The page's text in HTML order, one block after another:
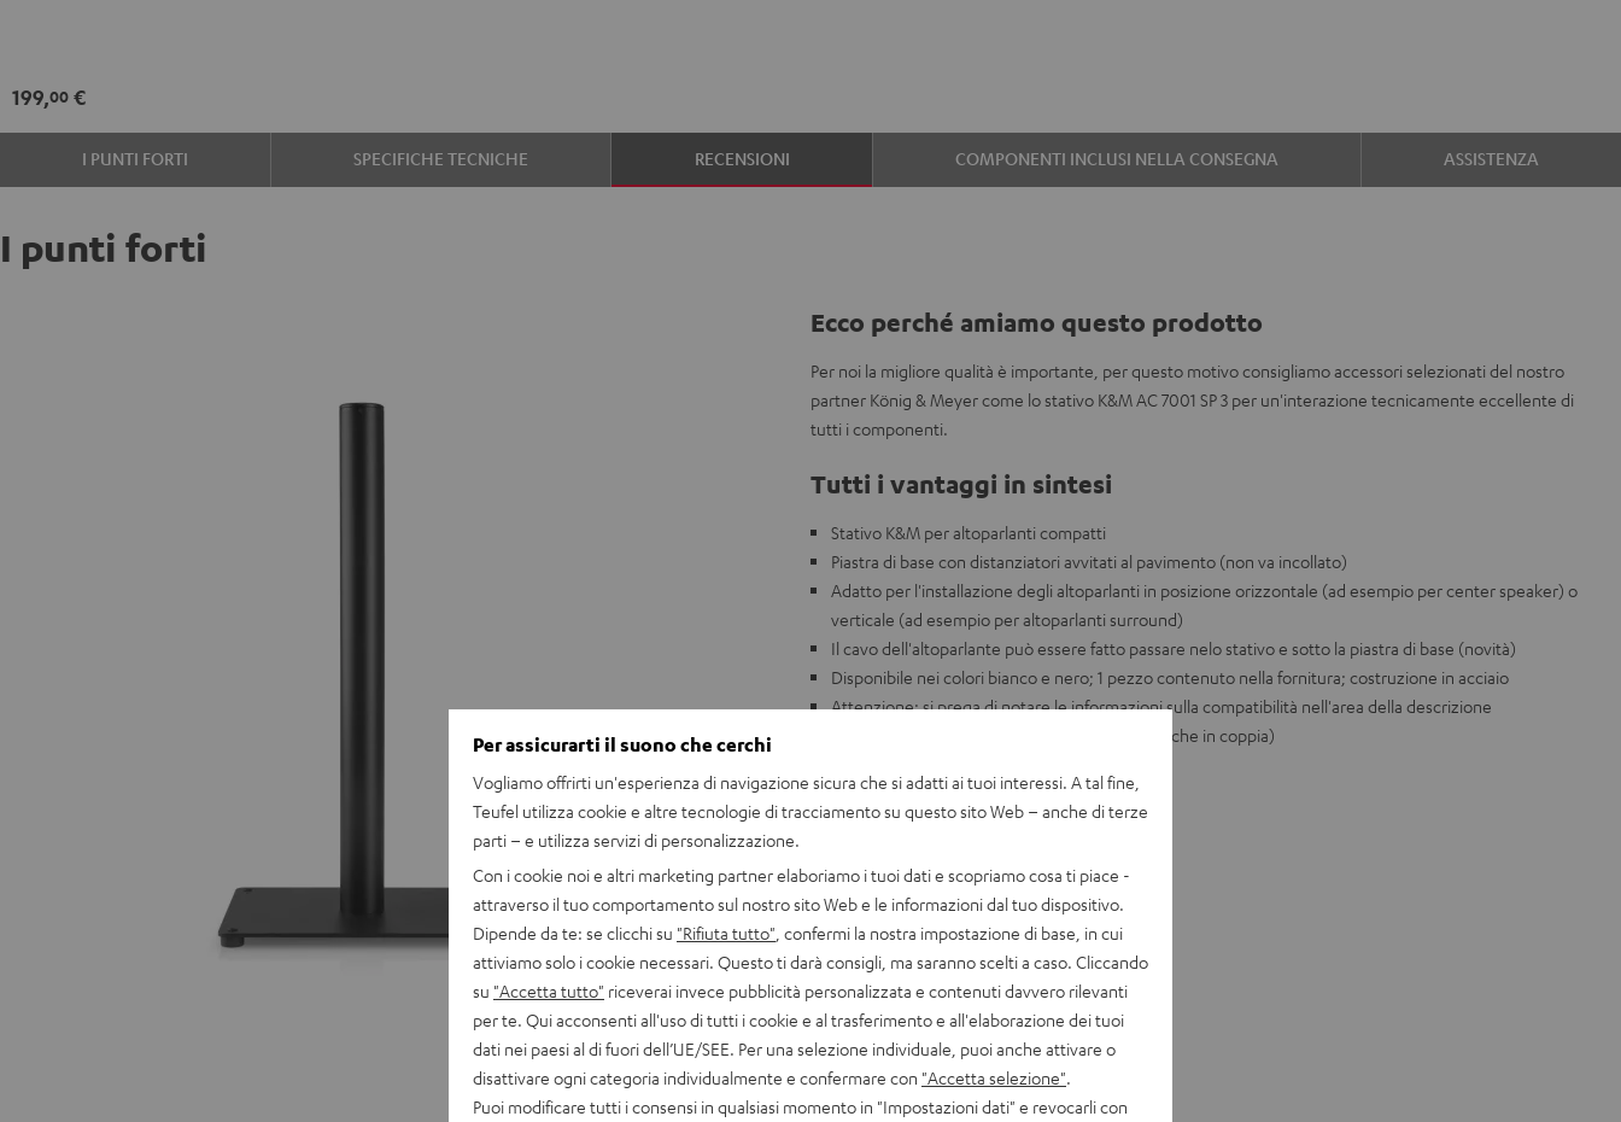
Stand
(Pair)
Stand
(Pair)
Bianco
199,00 €
I PUNTI FORTI SPECIFICHE TECNICHE RECENSIONI COMPONENTI INCLUSI NELLA CONSEGNA ASSISTENZA
I punti forti
Ecco perché amiamo questo prodotto
Per noi la migliore qualità è importante, per questo motivo consigliamo accessori selezionati del nostro
partner König & Meyer come lo stativo K&M AC 7001 SP 3 per un'interazione tecnicamente eccellente di
tutti i componenti.
Tutti i vantaggi in sintesi
Stativo K&M per altoparlanti compatti
Piastra di base con distanziatori avvitati al pavimento (non va incollato)
Adatto per l'installazione degli altoparlanti in posizione orizzontale (ad esempio per center speaker) o
verticale (ad esempio per altoparlanti surround)
Il cavo dell'altoparlante può essere fatto passare nelo stativo e sotto la piastra di base (novità)
Disponibile nei colori bianco e nero; 1 pezzo contenuto nella fornitura; costruzione in acciaio
Attenzione: si prega di notare le informazioni sulla compatibilità nell'area della descrizione
Fornitura: 1 stativo (il prodotto è disponibile anche in coppia)
Note: speakers not included
Per assicurarti il suono che cerchi
Vogliamo offrirti un'esperienza di navigazione sicura che si adatti ai tuoi interessi. A tal fine,
Teufel utilizza cookie e altre tecnologie di tracciamento su questo sito Web – anche di terze
parti – e utilizza servizi di personalizzazione.
Con i cookie noi e altri marketing partner elaboriamo i tuoi dati e scopriamo cosa ti piace -
attraverso il tuo comportamento sul nostro sito Web e le informazioni dal tuo dispositivo.
Dipende da te: se clicchi su "Rifiuta tutto" , confermi la nostra impostazione di base, in cui
attiviamo solo i cookie necessari. Questo ti darà consigli, ma saranno scelti a caso. Cliccando
su "Accetta tutto" riceverai invece pubblicità personalizzata e contenuti davvero rilevanti
per te. Qui acconsenti all'uso di tutti i cookie e al trasferimento e all'elaborazione dei tuoi
dati nei paesi al di fuori dell’UE/SEE. Per una selezione individuale, puoi anche attivare o
disattivare ogni categoria individualmente e confermare con "Accetta selezione"
Puoi modificare tutti i consensi in qualsiasi momento in "Impostazioni dati" e revocarli con